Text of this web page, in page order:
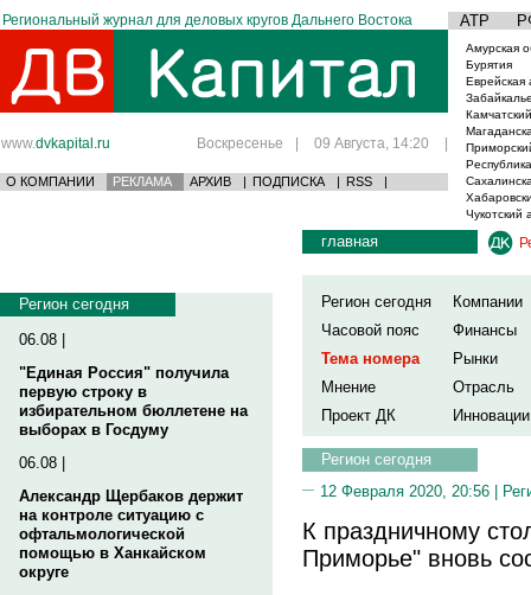
Региональный журнал для деловых кругов Дальнего Востока АТР
www.dvkapital.ru Воскресенье | 09 Августа, 14:20 |
О КОМПАНИИ РЕКЛАМА АРХИВ | ПОДПИСКА | RSS |
Амурская
Бурятия
Еврейская
Чукотский
Регион сегодня
06.08 |
"Единая Россия" получила
первую строку в
избирательном бюллетене на
выборах в Госдуму
06.08 |
Александр Щербаков держит
на контроле ситуацию с
офтальмологической
помощью в Ханкайском
округе
главная
Регион сегодня
Компании
Часовой пояс
Финансы
Тема номера
Рынки
Мнение
Отрасль
Проект ДК
Инновации
Регион сегодня
12 Февраля 2020, 20:56 |
К праздничному
Приморье" вновь